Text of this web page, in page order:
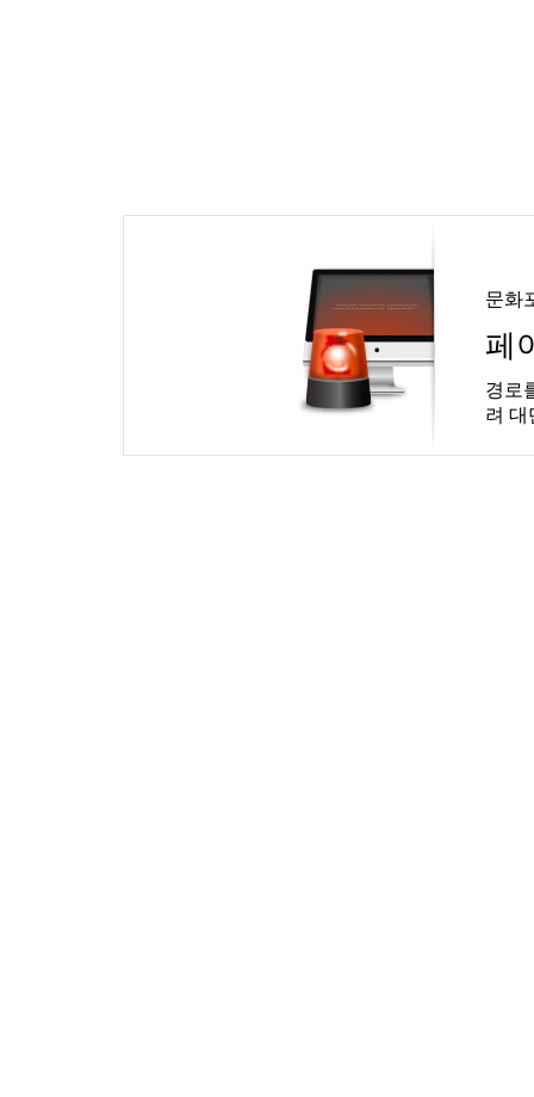
문화
페
경로
려 대